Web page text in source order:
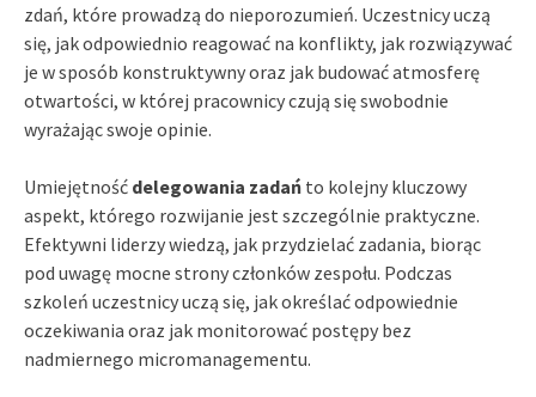
zdań, które prowadzą do nieporozumień. Uczestnicy uczą
się, jak odpowiednio reagować na konflikty, jak rozwiązywać
je w sposób konstruktywny oraz jak budować atmosferę
otwartości, w której pracownicy czują się swobodnie
wyrażając swoje opinie.
Umiejętność delegowania zadań to kolejny kluczowy
aspekt, którego rozwijanie jest szczególnie praktyczne.
Efektywni liderzy wiedzą, jak przydzielać zadania, biorąc
pod uwagę mocne strony członków zespołu. Podczas
szkoleń uczestnicy uczą się, jak określać odpowiednie
oczekiwania oraz jak monitorować postępy bez
nadmiernego micromanagementu.